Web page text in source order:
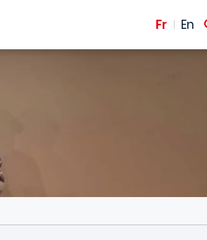
Fr En